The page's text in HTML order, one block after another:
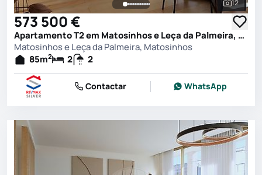
Ver
12
573 500 €
Apartamento T2 em Matosinhos e Leça da Palmeira, Matosinhos
Matosinhos e Leça da Palmeira, Matosinhos
85m2 2 2
Contactar WhatsApp